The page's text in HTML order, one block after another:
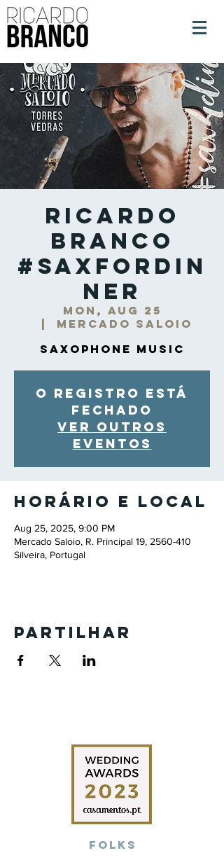
Ricardo
Branco
#SaxForDin
ner
Mon, Aug 25
Mercado Saloio
Saxophone Music
O registro está
fechado
Ver outros
eventos
Horário e local
Aug 25, 2025, 9:00 PM
Mercado Saloio, R. Principal 19, 2560-410
Silveira, Portugal
Partilhar
Folks